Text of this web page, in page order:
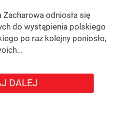
Zacharowa odniosła się
do wystąpienia polskiego
po raz kolejny poniosło,
DALEJ